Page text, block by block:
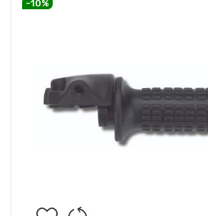
-10%